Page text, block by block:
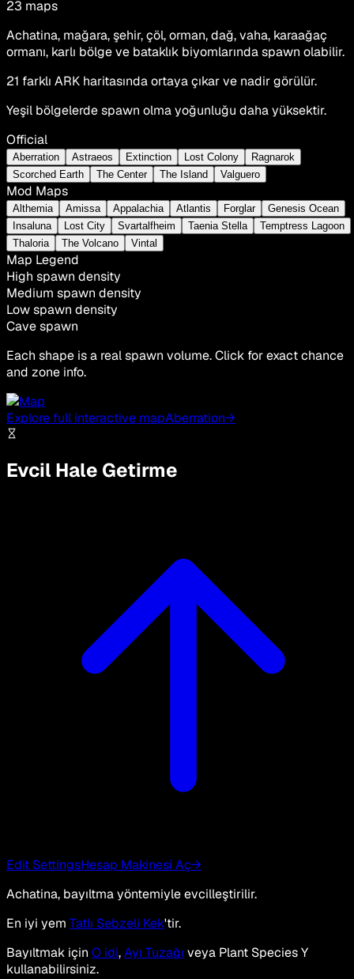
23 maps
Achatina, mağara, şehir, çöl, orman, dağ, vaha, karaağaç
ormanı, karlı bölge ve bataklık biyomlarında spawn olabilir.
21 farklı ARK haritasında ortaya çıkar ve nadir görülür.
Yeşil bölgelerde spawn olma yoğunluğu daha yüksektir.
Official
Aberration Astraeos Extinction Lost Colony
Ragnarok
Scorched Earth
The Center The Island Valguero
Mod Maps
Althemia Amissa Appalachia Atlantis Forglar
Genesis Ocean
Insaluna
Lost City Svartalfheim Taenia Stella
Temptress Lagoon
Thaloria
The Volcano Vintal
Map Legend
High spawn density
Medium spawn density
Low spawn density
Cave spawn
Each shape is a real spawn volume. Click for exact chance
and zone info.
Explore full interactive mapAberration→
Evcil Hale Getirme
Edit SettingsHesap Makinesi Aç→
Achatina, bayıltma yöntemiyle evcilleştirilir.
En iyi yem Tatlı Sebzeli Kek'tir.
Bayıltmak için O idi,Ayı Tuzağı veya Plant Species Y
kullanabilirsiniz.